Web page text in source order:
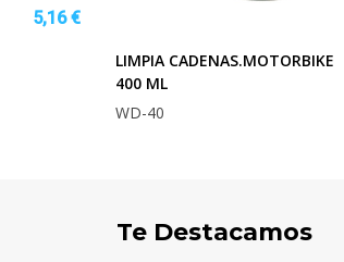
5,16 €
LIMPIA CADENAS.MOTORBIKE
400 ML
WD-40
Te Destacamos